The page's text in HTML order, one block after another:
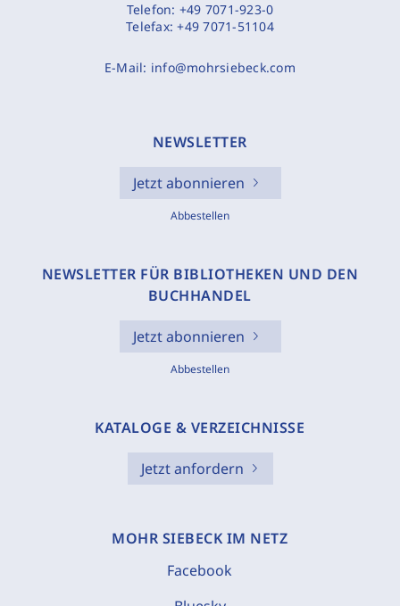
Telefon: +49 7071-923-0
Telefax:+49 7071-51104
E-Mail: info@mohrsiebeck.com
NEWSLETTER
Jetzt abonnieren
Abbestellen
NEWSLETTER FÜR BIBLIOTHEKEN UND DEN
BUCHHANDEL
Jetzt abonnieren
Abbestellen
KATALOGE & VERZEICHNISSE
Jetzt anfordern
MOHR SIEBECK IM NETZ
Facebook